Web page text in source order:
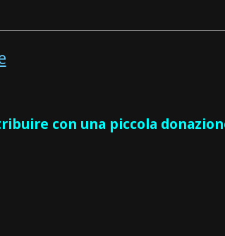
con una piccola